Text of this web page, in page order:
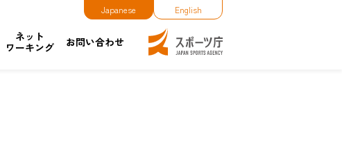
ネット
ワーキング
お問い合わせ
Japanese English